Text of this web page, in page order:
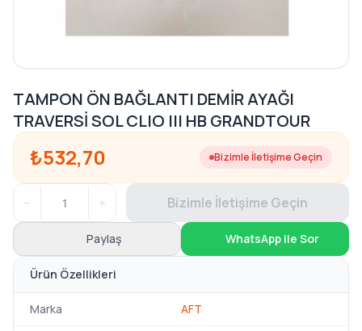
TAMPON ÖN BAĞLANTI DEMİR AYAĞI
TRAVERSİ SOL CLIO III HB GRANDTOUR
₺532,70 Bizimle İletişime Geçin
− + Bizimle İletişime Geçin
Paylaş WhatsApp ile Sor
Ürün Özellikleri
Marka AFT